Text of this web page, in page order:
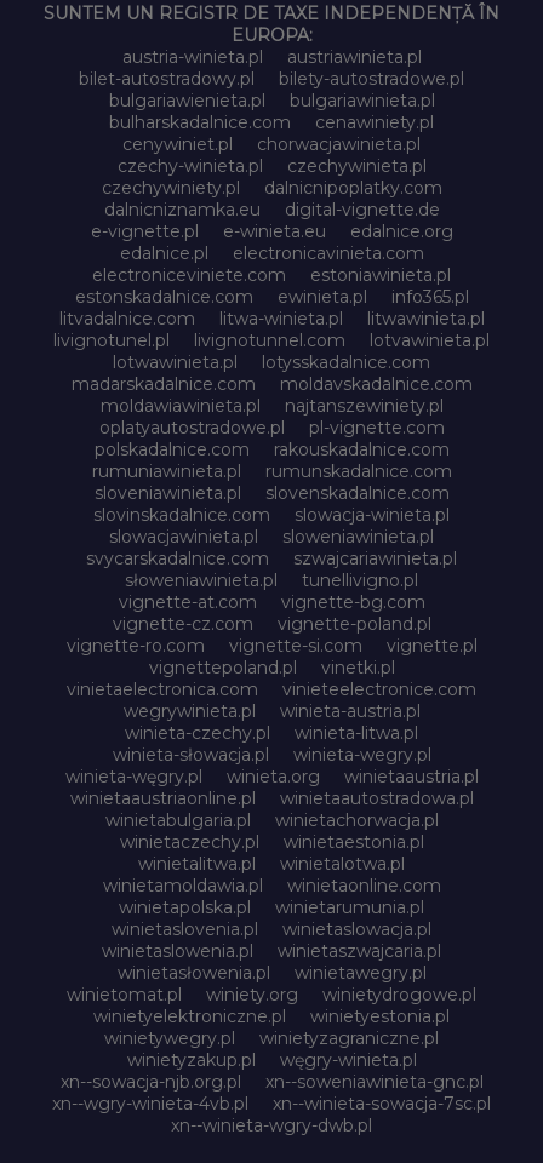
SUNTEM UN REGISTR DE TAXE INDEPENDENȚĂ ÎN
EUROPA:
austria-winieta.pl
austriawinieta.pl
bilet-autostradowy.pl
bilety-autostradowe.pl
bulgariawienieta.pl
bulgariawinieta.pl
bulharskadalnice.com
cenawiniety.pl
cenywiniet.pl
chorwacjawinieta.pl
czechy-winieta.pl
czechywinieta.pl
czechywiniety.pl
dalnicnipoplatky.com
dalnicniznamka.eu
digital-vignette.de
e-vignette.pl
e-winieta.eu
edalnice.org
edalnice.pl
electronicavinieta.com
electroniceviniete.com
estoniawinieta.pl
estonskadalnice.com
ewinieta.pl
info365.pl
litvadalnice.com
litwa-winieta.pl
litwawinieta.pl
livignotunel.pl
livignotunnel.com
lotvawinieta.pl
lotwawinieta.pl
lotysskadalnice.com
madarskadalnice.com
moldavskadalnice.com
moldawiawinieta.pl
najtanszewiniety.pl
oplatyautostradowe.pl
pl-vignette.com
polskadalnice.com
rakouskadalnice.com
rumuniawinieta.pl
rumunskadalnice.com
sloveniawinieta.pl
slovenskadalnice.com
slovinskadalnice.com
slowacja-winieta.pl
slowacjawinieta.pl
sloweniawinieta.pl
svycarskadalnice.com
szwajcariawinieta.pl
słoweniawinieta.pl
tunellivigno.pl
vignette-at.com
vignette-bg.com
vignette-cz.com
vignette-poland.pl
vignette-ro.com
vignette-si.com
vignette.pl
vignettepoland.pl
vinetki.pl
vinietaelectronica.com
vinieteelectronice.com
wegrywinieta.pl
winieta-austria.pl
winieta-czechy.pl
winieta-litwa.pl
winieta-słowacja.pl
winieta-wegry.pl
winieta-węgry.pl
winieta.org
winietaaustria.pl
winietaaustriaonline.pl
winietaautostradowa.pl
winietabulgaria.pl
winietachorwacja.pl
winietaczechy.pl
winietaestonia.pl
winietalitwa.pl
winietalotwa.pl
winietamoldawia.pl
winietaonline.com
winietapolska.pl
winietarumunia.pl
winietaslovenia.pl
winietaslowacja.pl
winietaslowenia.pl
winietaszwajcaria.pl
winietasłowenia.pl
winietawegry.pl
winietomat.pl
winiety.org
winietydrogowe.pl
winietyelektroniczne.pl
winietyestonia.pl
winietywegry.pl
winietyzagraniczne.pl
winietyzakup.pl
węgry-winieta.pl
xn--sowacja-njb.org.pl
xn--soweniawinieta-gnc.pl
xn--wgry-winieta-4vb.pl
xn--winieta-sowacja-7sc.pl
xn--winieta-wgry-dwb.pl